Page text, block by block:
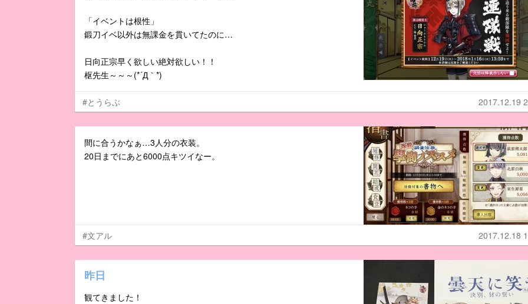
「イベントは根性」
鍛刀イベ以外は無課金を貫いてたのに…
日向正宗早く欲しい絶対欲しい！！
枢先生～～～(*´Д｀*)
#とうらぶ 2017.12.19
間に合うかなぁ…3人分の衣装。
20日までにあと6000点キツイなー。
#文アル 2017.12.18
昨日
観てきました！